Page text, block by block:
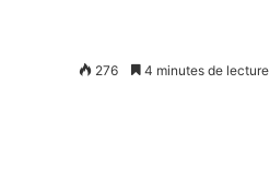
276 4 minutes de lecture